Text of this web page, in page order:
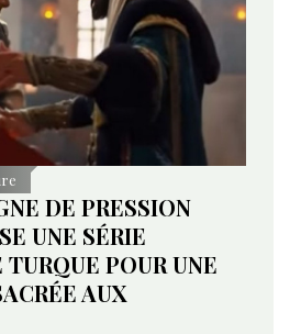
DE PRESSION
UNE SÉRIE
POUR UNE
AUX